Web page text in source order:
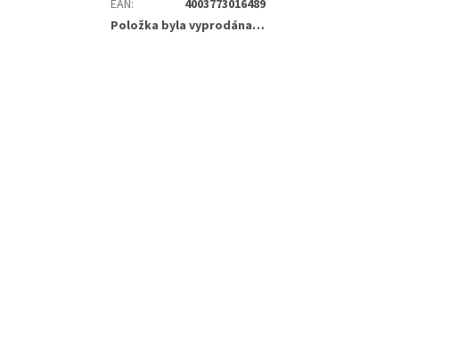
EAN:
4003773016489
Položka byla vyprodána…